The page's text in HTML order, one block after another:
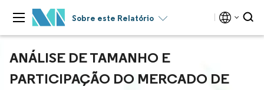
Sobre este Relatório
ANÁLISE DE TAMANHO E
PARTICIPAÇÃO DO MERCADO DE